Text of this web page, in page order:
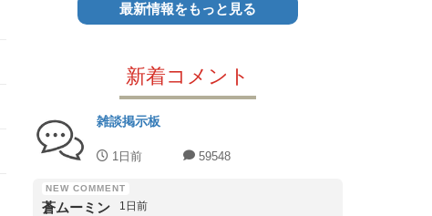
最新情報をもっと見る
新着コメント
雑談掲示板
1日前 59548
蒼ムーミン 1日前